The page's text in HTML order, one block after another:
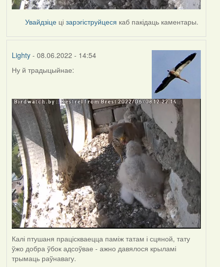
Увайдзіце цізарэгіструйцеся каб пакідаць каментары.
Lighty- 08.06.2022 - 14:54
Ну й традыцыйнае:
Калі птушаня праціскваецца паміж татам і сцяной, тату
ўжо добра ўбок адсоўвае - ажно давялося крыламі
трымаць раўнавагу.